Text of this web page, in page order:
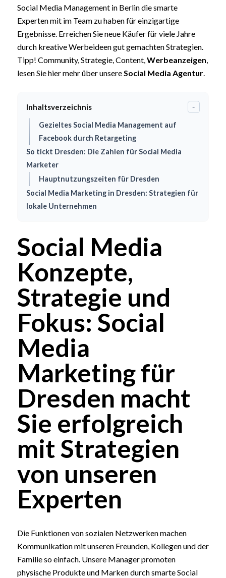
Social Media Management in Berlin die smarte
Experten mit im Team zu haben für einzigartige
Ergebnisse. Erreichen Sie neue Käufer für viele Jahre
durch kreative Werbeideen gut gemachten Strategien.
Tipp! Community, Strategie, Content,Werbeanzeigen,
lesen Sie hier mehr über unsereSocial Media Agentur.
Inhaltsverzeichnis -
Gezieltes Social Media Management auf
Facebook durch Retargeting
So tickt Dresden: Die Zahlen für Social Media
Marketer
Hauptnutzungszeiten für Dresden
Social Media Marketing in Dresden: Strategien für
lokale Unternehmen
Social Media
Konzepte,
Strategie und
Fokus: Social
Media
Marketing für
Dresden macht
Sie erfolgreich
mit Strategien
von unseren
Experten
Die Funktionen von sozialen Netzwerken machen
Kommunikation mit unseren Freunden, Kollegen und der
Familie so einfach. Unsere Manager promoten
physische Produkte und Marken durch smarte Social